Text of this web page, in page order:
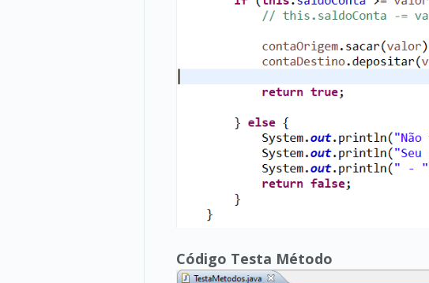
Código Testa Método